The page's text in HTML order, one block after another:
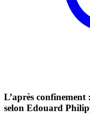
L’après
selon Edouard